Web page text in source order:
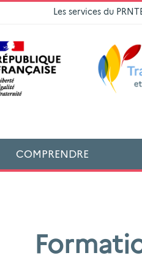
Les services du
COMPRENDRE